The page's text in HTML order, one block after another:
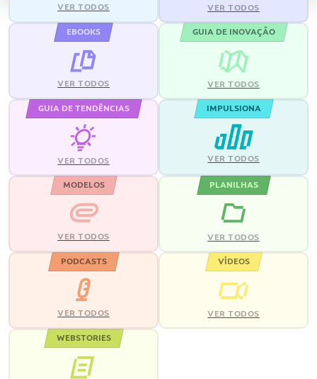
VER TODOS VER TODOS
EBOOKS
VER TODOS
GUIA DE INOVAÇÃO
VER TODOS
GUIA DE TENDÊNCIAS
VER TODOS
IMPULSIONA
VER TODOS
MODELOS
VER TODOS
PLANILHAS
VER TODOS
PODCASTS
VER TODOS
VÍDEOS
VER TODOS
WEBSTORIES